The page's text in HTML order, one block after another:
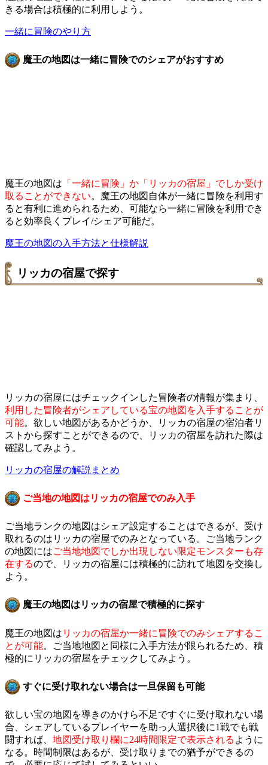
きる場合は積極的に利用しよう。
一緒に冒険のやり方
魔王の地図は一緒に冒険でのシェアがおすすめ
魔王の地図は 「一緒に冒険」か「リッカの宿屋」でしか受け
取ることができない。魔王の地図自体が一緒に冒険を利用す
ると有利に進められるため、可能なら一緒に冒険を利用でき
ると効率良くプレイ/シェア可能だ。
魔王の地図の入手方法と仕様解説
リッカの宿屋で探す
リッカの宿屋にはチェックインした冒険者の情報が集まり、
利用した冒険者がシェアしている宝の地図を入手することが
可能。欲しい地図があるかどうか、リッカの宿屋の宿泊者リ
ストから探すことができるので、リッカの宿屋を訪れた際は
確認してみよう。
リッカの宿屋の解説まとめ
ご当地の地図はリッカの宿屋でのみ入手
ご当地ランクの地図はシェア設定することはできるが、受け
取れるのはリッカの宿屋でのみとなっている。ご当地ランク
の地図にはご当地地図でしか出現しない限定モンスターも存
在するので、リッカの宿屋には積極的に訪れて地図を交換し
よう。
魔王の地図はリッカの宿屋で積極的に探す
魔王の地図は リッカの宿屋か一緒に冒険でのみシェアするこ
とが可能。ご当地地図と同様に入手方法が限られるため、積
極的にリッカの宿屋をチェックしてみよう。
すぐに受け取れない場合は一旦保留も可能
欲しい宝の地図を導きのかけら不足ですぐに受け取れない場
合、シェアしているプレイヤーを助っ人選択後に1戦でも戦
闘すれば、 地図受け取り欄に24時間限定で表示される ように
なる。時間制限はあるが、受け取りまでの猶予ができるの